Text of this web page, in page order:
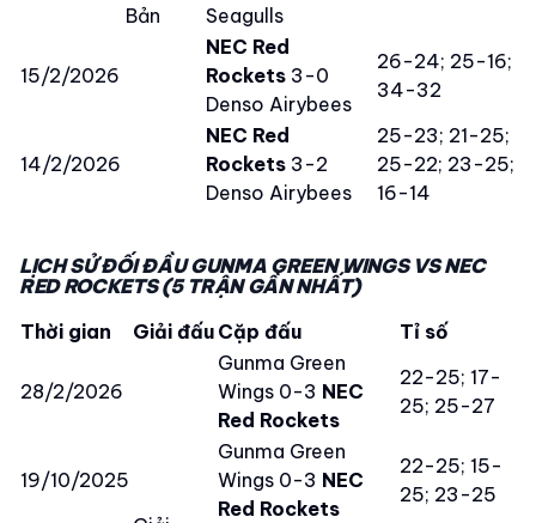
Bản
Seagulls
15/2/2026
NEC Red
Rockets 3-0
Denso Airybees
26-24; 25-16;
34-32
14/2/2026
NEC Red
Rockets 3-2
Denso Airybees
25-23; 21-25;
25-22; 23-25;
16-14
LỊCH SỬ ĐỐI ĐẦU GUNMA GREEN WINGS VS NEC
RED ROCKETS (5 TRẬN GẦN NHẤT)
Thời gian
Giải đấu Cặp đấu Tỉ số
28/2/2026
Gunma Green
Wings 0-3 NEC
Red Rockets
22-25; 17-
25; 25-27
19/10/2025
Gunma Green
Wings 0-3 NEC
Red Rockets
22-25; 15-
25; 23-25